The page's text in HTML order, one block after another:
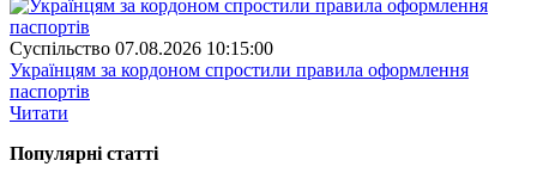
Суспiльство 07.08.2026 10:15:00
Українцям за кордоном спростили правила оформлення
паспортів
Читати
Популярнi статтi